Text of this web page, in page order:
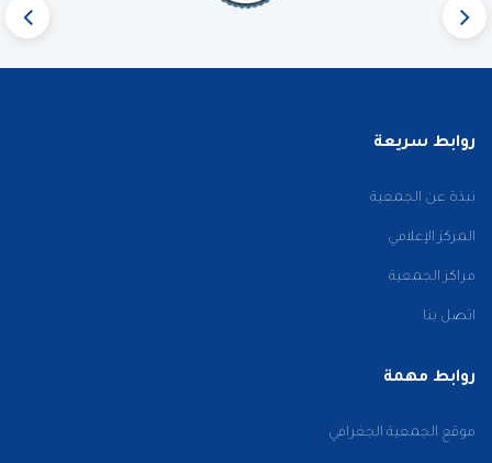
روابط سريعة
نبذة عن الجمعية
المركز الإعلامي
مراكز الجمعية
اتصل بنا
روابط مهمة
موقع الجمعية الجغرافي